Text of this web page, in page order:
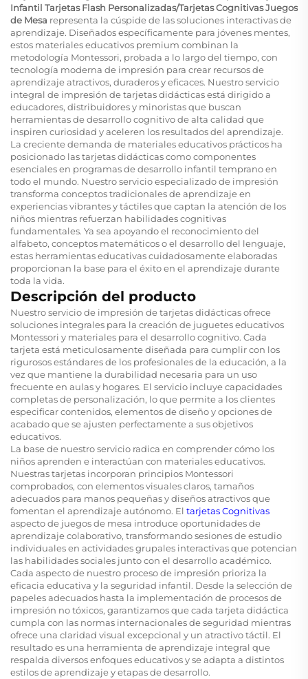
Infantil Tarjetas Flash Personalizadas/Tarjetas Cognitivas Juegos
de Mesa representa la cúspide de las soluciones interactivas de
aprendizaje. Diseñados específicamente para jóvenes mentes,
estos materiales educativos premium combinan la
metodología Montessori, probada a lo largo del tiempo, con
tecnología moderna de impresión para crear recursos de
aprendizaje atractivos, duraderos y eficaces. Nuestro servicio
integral de impresión de tarjetas didácticas está dirigido a
educadores, distribuidores y minoristas que buscan
herramientas de desarrollo cognitivo de alta calidad que
inspiren curiosidad y aceleren los resultados del aprendizaje.
La creciente demanda de materiales educativos prácticos ha
posicionado las tarjetas didácticas como componentes
esenciales en programas de desarrollo infantil temprano en
todo el mundo. Nuestro servicio especializado de impresión
transforma conceptos tradicionales de aprendizaje en
experiencias vibrantes y táctiles que captan la atención de los
niños mientras refuerzan habilidades cognitivas
fundamentales. Ya sea apoyando el reconocimiento del
alfabeto, conceptos matemáticos o el desarrollo del lenguaje,
estas herramientas educativas cuidadosamente elaboradas
proporcionan la base para el éxito en el aprendizaje durante
toda la vida.
Descripción del producto
Nuestro servicio de impresión de tarjetas didácticas ofrece
soluciones integrales para la creación de juguetes educativos
Montessori y materiales para el desarrollo cognitivo. Cada
tarjeta está meticulosamente diseñada para cumplir con los
rigurosos estándares de los profesionales de la educación, a la
vez que mantiene la durabilidad necesaria para un uso
frecuente en aulas y hogares. El servicio incluye capacidades
completas de personalización, lo que permite a los clientes
especificar contenidos, elementos de diseño y opciones de
acabado que se ajusten perfectamente a sus objetivos
educativos.
La base de nuestro servicio radica en comprender cómo los
niños aprenden e interactúan con materiales educativos.
Nuestras tarjetas incorporan principios Montessori
comprobados, con elementos visuales claros, tamaños
adecuados para manos pequeñas y diseños atractivos que
fomentan el aprendizaje autónomo. El tarjetas Cognitivas
aspecto de juegos de mesa introduce oportunidades de
aprendizaje colaborativo, transformando sesiones de estudio
individuales en actividades grupales interactivas que potencian
las habilidades sociales junto con el desarrollo académico.
Cada aspecto de nuestro proceso de impresión prioriza la
eficacia educativa y la seguridad infantil. Desde la selección de
papeles adecuados hasta la implementación de procesos de
impresión no tóxicos, garantizamos que cada tarjeta didáctica
cumpla con las normas internacionales de seguridad mientras
ofrece una claridad visual excepcional y un atractivo táctil. El
resultado es una herramienta de aprendizaje integral que
respalda diversos enfoques educativos y se adapta a distintos
estilos de aprendizaje y etapas de desarrollo.